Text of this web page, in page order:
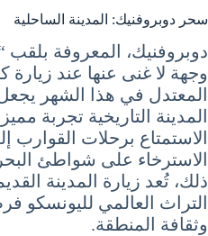
سحر دوبروفنيك: المدينة الساحلية
دوبروفنيك، المعروفة بلقب
وجهة لا غنى عنها عند
المعتدل في هذا الشهر
المدينة التاريخية تجربة
الاستمتاع برحلات القوارب
الاسترخاء على شواطئ البحر
ذلك، تُعد زيارة المدينة
التراث العالمي لليونسكو
وثقافة المنطقة.